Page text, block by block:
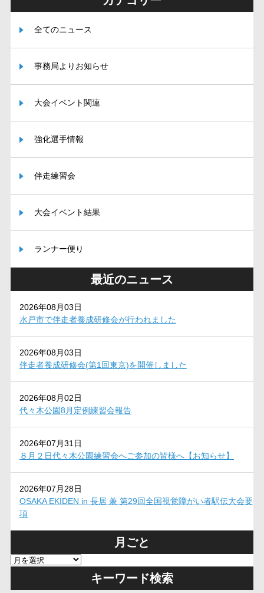
全てのニュース
事務局よりお知らせ
大会イベント関連
強化選手情報
伴走練習会
大会イベント結果
ランナー便り
最近のニュース
2026年08月03日
水戸市で伴走者養成研修会が行われました
2026年08月03日
伴走者養成研修会(第1回東京)を開催しました
2026年08月02日
代々木公園8月定例練習会報告
2026年07月31日
８月２日代々木公園練習会へご参加の皆様へ【お知らせ】
2026年07月28日
OSAKA EKIDEN in 長居 兼 第29回全国視覚障がい者駅伝大会要
項
月ごと
キーワード検索